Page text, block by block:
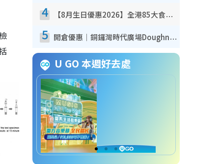
4 【8月生日優惠2026】全港85大食買玩著數攻略 自助餐/火鍋放題同行免費＋誠品/DONKI送現金券
5 開倉優惠｜銅鑼灣時代廣場Doughnut/Campo Marzio開倉低至1折！背囊、書包、手袋劈價$200起
U GO 本週好去處